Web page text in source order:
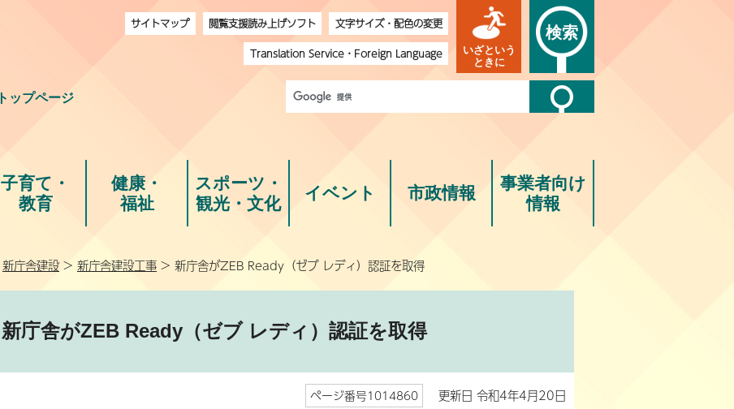
トップページ
サイトマップ 閲覧支援読み上げソフト
文字サイズ・配色の変更
Translation Service・ Foreign Language
いざという
ときに
検索
子育て・
教育
健康・
福祉
スポーツ・
観光・文化
イベント 市政情報
事業者向け
情報
新庁舎建設 > 新庁舎建設工事 > 新庁舎がZEB Ready（ゼブ レディ）認証を取得
新庁舎がZEB Ready（ゼブ レディ）認証を取得
ページ番号1014860 更新日 令和4年4月20日